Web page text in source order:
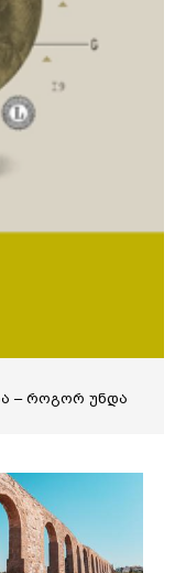
– როგორ უნდა